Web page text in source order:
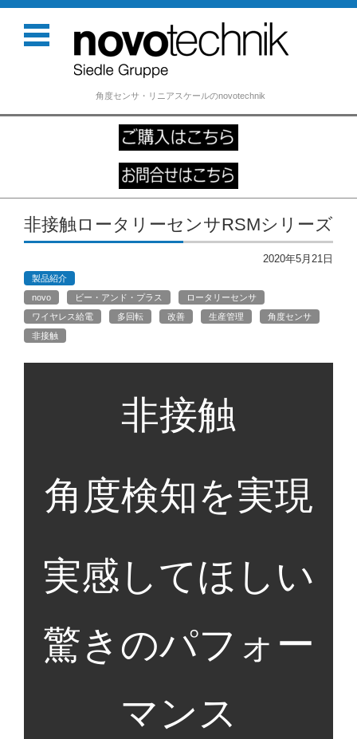
角度センサ・リニアスケールのnovotechnik
コンテンツに移動
非接触ロータリーセンサRSMシリーズ
2020年5月21日
製品紹介
novo
ビー・アンド・プラス
ロータリーセンサ
ワイヤレス給電
多回転 改善 生産管理
角度センサ
非接触
非接触
角度検知を実現
実感してほしい
驚きのパフォー
マンス